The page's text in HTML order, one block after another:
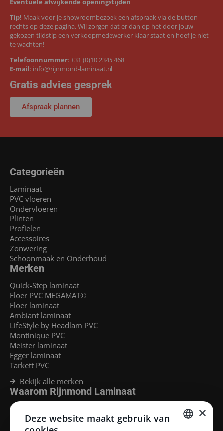
Eventuele afwijkende openingstijden
Tip! Maak voor je showroombezoek een afspraak via de button
rechts op deze pagina. Wij zorgen dat er dan op het door jouw
gekozen tijdstip een verkoopmedewerker klaar staat en hoef je niet
te wachten!
Telefoonnummer:+31 (0)10 2345 468
E-mail: info@rijnmond-laminaat.nl
Gratis advies gesprek
Afspraak plannen
Categorieën
Laminaat
PVC vloeren
Ondervloeren
Plinten
Profielen
Accessoires
Zonwering
Schoonmaak en Onderhoud
Merken
Quick-Step laminaat
Floer PVC MEGAMAT©
Floer laminaat
Ambiant laminaat
LifeStyle by Headlam PVC
Montinique PVC
Meister laminaat
Egger laminaat
Tarkett PVC
Bekijk alle merken
Waarom Rijnmond Laminaat
Legservice
Laminaat Capelle aan den Ijssel
Laminaat voor vloerverwarming
×
Deze website maakt gebruik van